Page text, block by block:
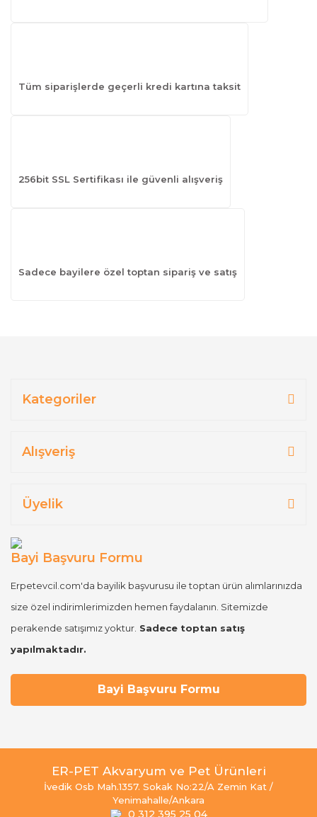
Tüm siparişlerde geçerli kredi kartına taksit
256bit SSL Sertifikası ile güvenli alışveriş
Sadece bayilere özel toptan sipariş ve satış
Kategoriler
Alışveriş
Üyelik
Bayi Başvuru Formu
Erpetevcil.com'da bayilik başvurusu ile toptan ürün alımlarınızda
size özel indirimlerimizden hemen faydalanın. Sitemizde
perakende satışımız yoktur. Sadece toptan satış
yapılmaktadır.
Bayi Başvuru Formu
ER-PET Akvaryum ve Pet Ürünleri
İvedik Osb Mah.1357. Sokak No:22/A Zemin Kat /
Yenimahalle/Ankara
0 312 395 25 04